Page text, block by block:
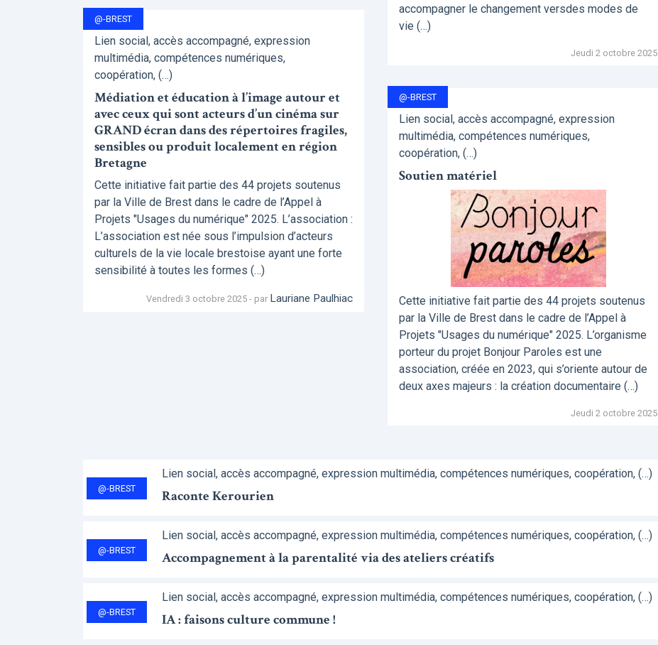
@-BREST
Lien social, accès accompagné, expression
multimédia, compétences numériques,
coopération, (…)
Médiation et éducation à l’image autour et
avec ceux qui sont acteurs d’un cinéma sur
GRAND écran dans des répertoires fragiles,
sensibles ou produit localement en région
Bretagne
Cette initiative fait partie des 44 projets soutenus
par la Ville de Brest dans le cadre de l’Appel à
Projets "Usages du numérique" 2025. L’association :
L’association est née sous l’impulsion d’acteurs
culturels de la vie locale brestoise ayant une forte
sensibilité à toutes les formes (…)
Vendredi 3 octobre 2025 - par Lauriane Paulhiac
accompagner le changement versdes modes de
vie (…)
Jeudi 2 octobre 2025
@-BREST
Lien social, accès accompagné, expression
multimédia, compétences numériques,
coopération, (…)
Soutien matériel
Cette initiative fait partie des 44 projets soutenus
par la Ville de Brest dans le cadre de l’Appel à
Projets "Usages du numérique" 2025. L’organisme
porteur du projet Bonjour Paroles est une
association, créée en 2023, qui s’oriente autour de
deux axes majeurs : la création documentaire (…)
Jeudi 2 octobre 2025
@-BREST
Lien social, accès accompagné, expression multimédia, compétences numériques, coopération, (…)
Raconte Kerourien
@-BREST
Lien social, accès accompagné, expression multimédia, compétences numériques, coopération, (…)
Accompagnement à la parentalité via des ateliers créatifs
@-BREST
Lien social, accès accompagné, expression multimédia, compétences numériques, coopération, (…)
IA : faisons culture commune !